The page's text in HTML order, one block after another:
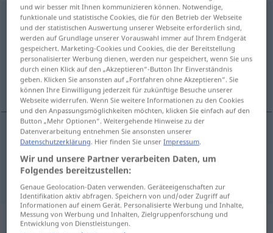
beschaulichadj
Übersicht aller Übersetzungen
(Für mehr Details die Übersetzung anklicken/antippen)
contemplatif, paisible
contemplatif beschaulich
paisible beschaulich
Synonyme für "beschaulich"
und wir besser mit Ihnen kommunizieren können. Notwendige,
funktionale und statistische Cookies, die für den Betrieb der Webseite
und der statistischen Auswertung unserer Webseite erforderlich sind,
werden auf Grundlage unserer Vorauswahl immer auf Ihrem Endgerät
gespeichert. Marketing-Cookies und Cookies, die der Bereitstellung
personalisierter Werbung dienen, werden nur gespeichert, wenn Sie uns
durch einen Klick auf den „Akzeptieren“-Button Ihr Einverständnis
geben. Klicken Sie ansonsten auf „Fortfahren ohne Akzeptieren“. Sie
können Ihre Einwilligung jederzeit für zukünftige Besuche unserer
Webseite widerrufen. Wenn Sie weitere Informationen zu den Cookies
und den Anpassungsmöglichkeiten möchten, klicken Sie einfach auf den
Button „Mehr Optionen“. Weitergehende Hinweise zu der
Datenverarbeitung entnehmen Sie ansonsten unserer
Datenschutzerklärung . Hier finden Sie unserImpressum
Wir und unsere Partner verarbeiten Daten, um
Folgendes bereitzustellen:
Genaue Geolocation-Daten verwenden. Geräteeigenschaften zur
Identifikation aktiv abfragen. Speichern von und/oder Zugriff auf
Informationen auf einem Gerät. Personalisierte Werbung und Inhalte,
Messung von Werbung und Inhalten, Zielgruppenforschung und
Entwicklung von Dienstleistungen.